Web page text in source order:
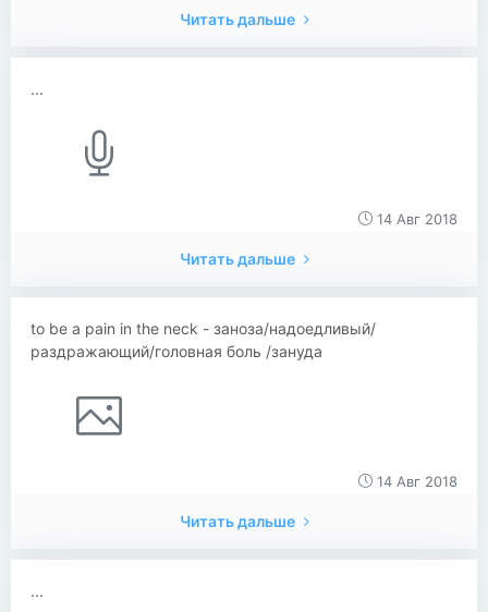
Читать дальше
...
14 Авг 2018
Читать дальше
to be a pain in the neck - заноза/надоедливый/
раздражающий/головная боль /зануда
14 Авг 2018
Читать дальше
...